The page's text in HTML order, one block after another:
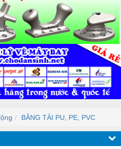
BĂNG TẢI PU, PE, PVC